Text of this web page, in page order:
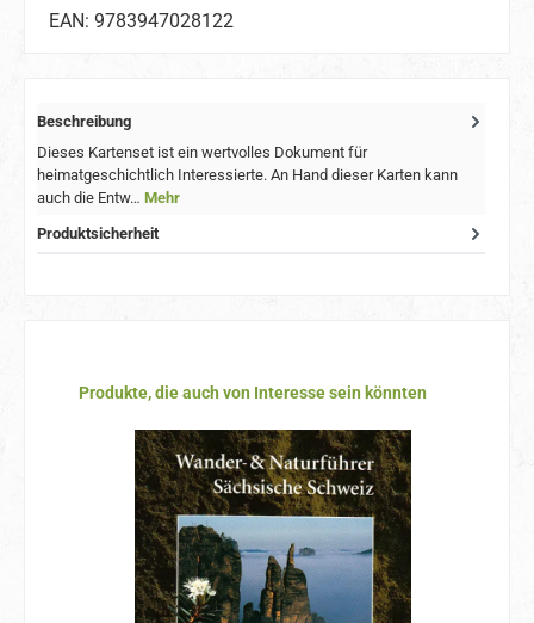
EAN: 9783947028122
Beschreibung
Dieses Kartenset ist ein wertvolles Dokument für
heimatgeschichtlich Interessierte. An Hand dieser Karten kann
auch die Entw… Mehr
Produktsicherheit
Produktgalerie überspringen
Produkte, die auch von Interesse sein könnten